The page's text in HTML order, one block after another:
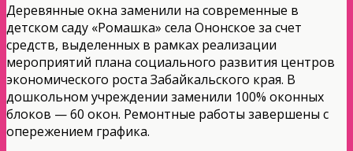
Деревянные окна заменили на современные в
детском саду «Ромашка» села Ононское за счет
средств, выделенных в рамках реализации
мероприятий плана социального развития центров
экономического роста Забайкальского края. В
дошкольном учреждении заменили 100% оконных
блоков — 60 окон. Ремонтные работы завершены с
опережением графика.